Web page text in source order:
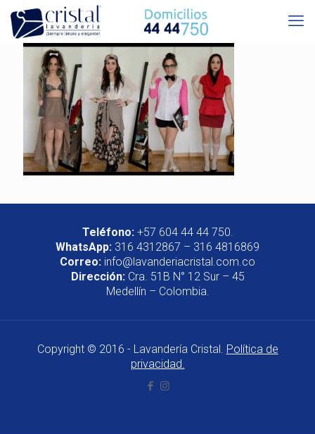
Teléfono:+57 604 44 44 750.
WhatsApp: 316 4312867 – 316 4816869
Correo: info@lavanderiacristal.com.co
Dirección:Cra. 51B N° 12 Sur – 45
Medellín – Colombia.
Copyright © 2016 - Lavandería Cristal. Política de
privacidad.